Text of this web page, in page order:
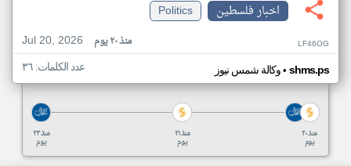
اخبار فلسطين
Politics
Jul 20, 2026
منذ ٢٠ يوم LF46OG
وكالة شمس نيوز• shms.ps عدد الكلمات: ٣٦
منذ ٢٣
يوم
منذ ٢١
يوم
منذ ٢٠
يوم